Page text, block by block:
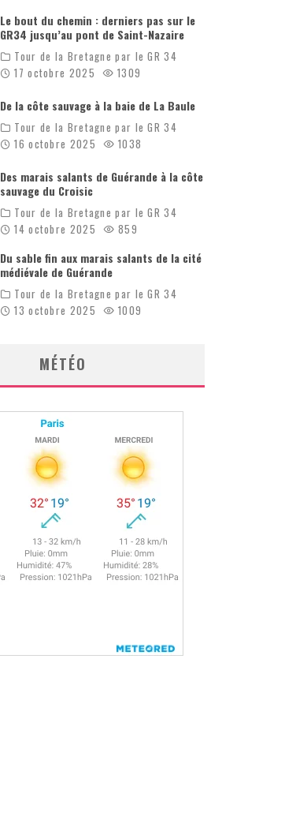
Le bout du chemin : derniers pas sur le
GR34 jusqu’au pont de Saint-Nazaire
Tour de la Bretagne par le GR 34
17 octobre 2025
1309
De la côte sauvage à la baie de La Baule
Tour de la Bretagne par le GR 34
16 octobre 2025
1038
Des marais salants de Guérande à la côte
sauvage du Croisic
Tour de la Bretagne par le GR 34
14 octobre 2025
859
Du sable fin aux marais salants de la cité
médiévale de Guérande
Tour de la Bretagne par le GR 34
13 octobre 2025
1009
MÉTÉO